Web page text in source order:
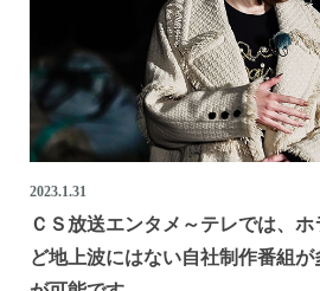
2023.1.31
ＣＳ放送エンタメ～テレでは、
ど地上波にはない自社制作番組